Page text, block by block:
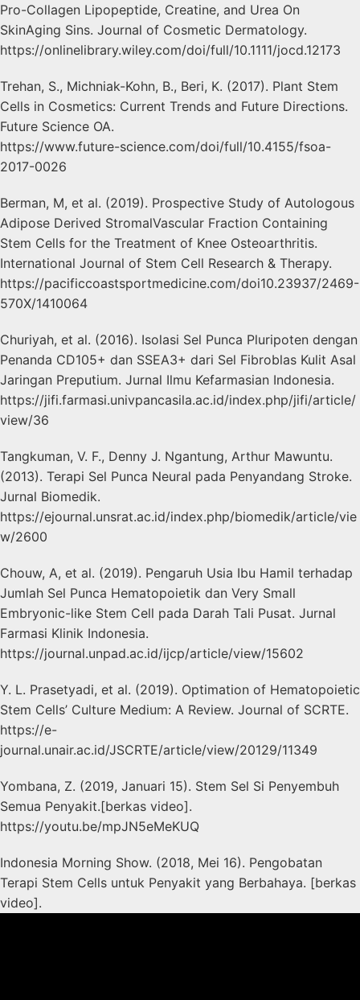
Pro-Collagen Lipopeptide, Creatine, and Urea On
SkinAging Sins. Journal of Cosmetic Dermatology.
https://onlinelibrary.wiley.com/doi/full/10.1111/jocd.12173
Trehan, S., Michniak-Kohn, B., Beri, K. (2017). Plant Stem
Cells in Cosmetics: Current Trends and Future Directions.
Future Science OA.
https://www.future-science.com/doi/full/10.4155/fsoa-
2017-0026
Berman, M, et al. (2019). Prospective Study of Autologous
Adipose Derived StromalVascular Fraction Containing
Stem Cells for the Treatment of Knee Osteoarthritis.
International Journal of Stem Cell Research & Therapy.
https://pacificcoastsportmedicine.com/doi10.23937/2469-
570X/1410064
Churiyah, et al. (2016). Isolasi Sel Punca Pluripoten dengan
Penanda CD105+ dan SSEA3+ dari Sel Fibroblas Kulit Asal
Jaringan Preputium. Jurnal Ilmu Kefarmasian Indonesia.
https://jifi.farmasi.univpancasila.ac.id/index.php/jifi/article/
view/36
Tangkuman, V. F., Denny J. Ngantung, Arthur Mawuntu.
(2013). Terapi Sel Punca Neural pada Penyandang Stroke.
Jurnal Biomedik.
https://ejournal.unsrat.ac.id/index.php/biomedik/article/vie
w/2600
Chouw, A, et al. (2019). Pengaruh Usia Ibu Hamil terhadap
Jumlah Sel Punca Hematopoietik dan Very Small
Embryonic-like Stem Cell pada Darah Tali Pusat. Jurnal
Farmasi Klinik Indonesia.
https://journal.unpad.ac.id/ijcp/article/view/15602
Y. L. Prasetyadi, et al. (2019). Optimation of Hematopoietic
Stem Cells’ Culture Medium: A Review. Journal of SCRTE.
https://e-
journal.unair.ac.id/JSCRTE/article/view/20129/11349
Yombana, Z. (2019, Januari 15). Stem Sel Si Penyembuh
Semua Penyakit.[berkas video].
https://youtu.be/mpJN5eMeKUQ
Indonesia Morning Show. (2018, Mei 16). Pengobatan
Terapi Stem Cells untuk Penyakit yang Berbahaya. [berkas
video].